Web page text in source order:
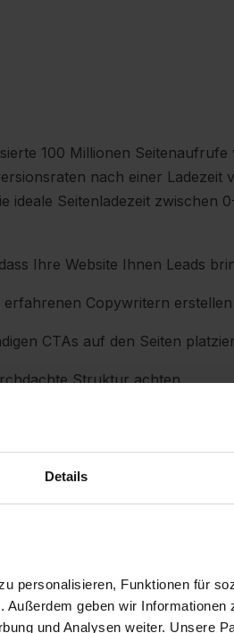
Details
personalisieren, Funktionen für
geben wir Informationen
und Analysen weiter. Unsere
100 Millionen
nach einer Ladezeit
ideale Seitenladezeit zwischen
Ihre Website Ihnen Leads
erfahrenen Copywritern
CTAs auf den Seiten
Struktur achten….
Fotos für Ihre Blogs und
investiert haben….
nichts…
und Investitionen bringen
in GA4, Ihr Vertriebs-CRM
im Vertrieb scrollen auf